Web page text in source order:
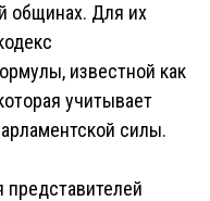
общинах. Для их
известной как
учитывает
силы.
представителей